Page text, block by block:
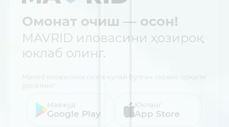
Омонат очиш — осон!
MAVRID иловасини ҳозироқ
юклаб олинг.
Mavrid иловасини сизга қулай бўлган сервис орқали
ўрнатинг:
Мавжуд
Google Play
Юкланг
App Store